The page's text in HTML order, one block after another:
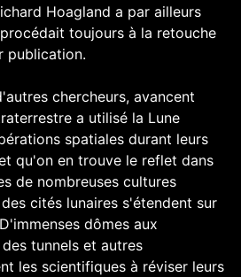
Hoagland a par ailleurs
toujours à la retouche
publication.
chercheurs, avancent
a utilisé la Lune
spatiales durant leurs
qu'on en trouve le reflet dans
de nombreuses cultures
cités lunaires s'étendent sur
dômes aux
tunnels et autres
les scientifiques à réviser leurs